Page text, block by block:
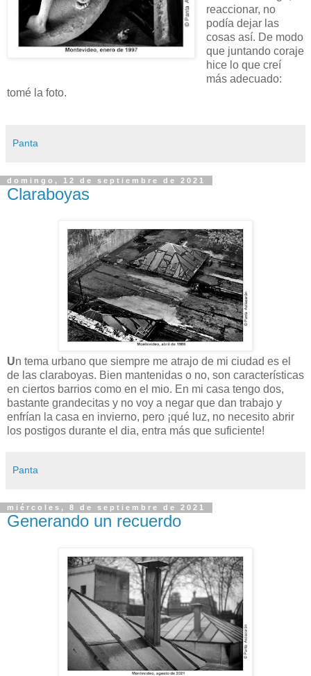
reaccionar, no
podía dejar las
cosas así. De modo
que juntando coraje
hice lo que creí
más adecuado:
tomé la foto.
Panta
domingo, 12 de septiembre de 2021
Claraboyas
Un tema urbano que siempre me atrajo de mi ciudad es el
de las claraboyas. Bien mantenidas o no, son características
en ciertos barrios como en el mio. En mi casa tengo dos,
bastante grandecitas y no voy a negar que dan trabajo y
enfrían la casa en invierno, pero ¡qué luz, no necesito abrir
los postigos durante el dia, entra más que suficiente!
Panta
miércoles, 8 de septiembre de 2021
Generando un recuerdo